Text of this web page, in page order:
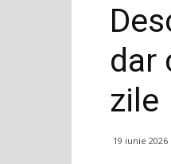
dar
zile
19 iunie 2026